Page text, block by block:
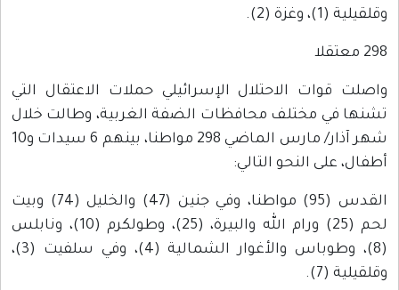
وقلقيلية (1)، وغزة (2).
298 معتقلا
واصلت قوات الاحتلال الإسرائيلي حملات الاعتقال التي
تشنها في مختلف محافظات الضفة الغربية، وطالت خلال
شهر آذار/ مارس الماضي 298 مواطنا، بينهم 6 سيدات و10
أطفال، على النحو التالي:
القدس (95) مواطنا، وفي جنين (47) والخليل (74) وبيت
لحم (25) ورام الله والبيرة، (25)، وطولكرم (10)، ونابلس
(8)، وطوباس والأغوار الشمالية (4)، وفي سلفيت (3)،
وقلقيلية (7).